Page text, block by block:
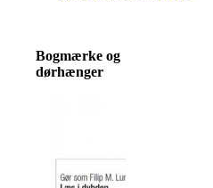
Bogmærke og
dørhænger